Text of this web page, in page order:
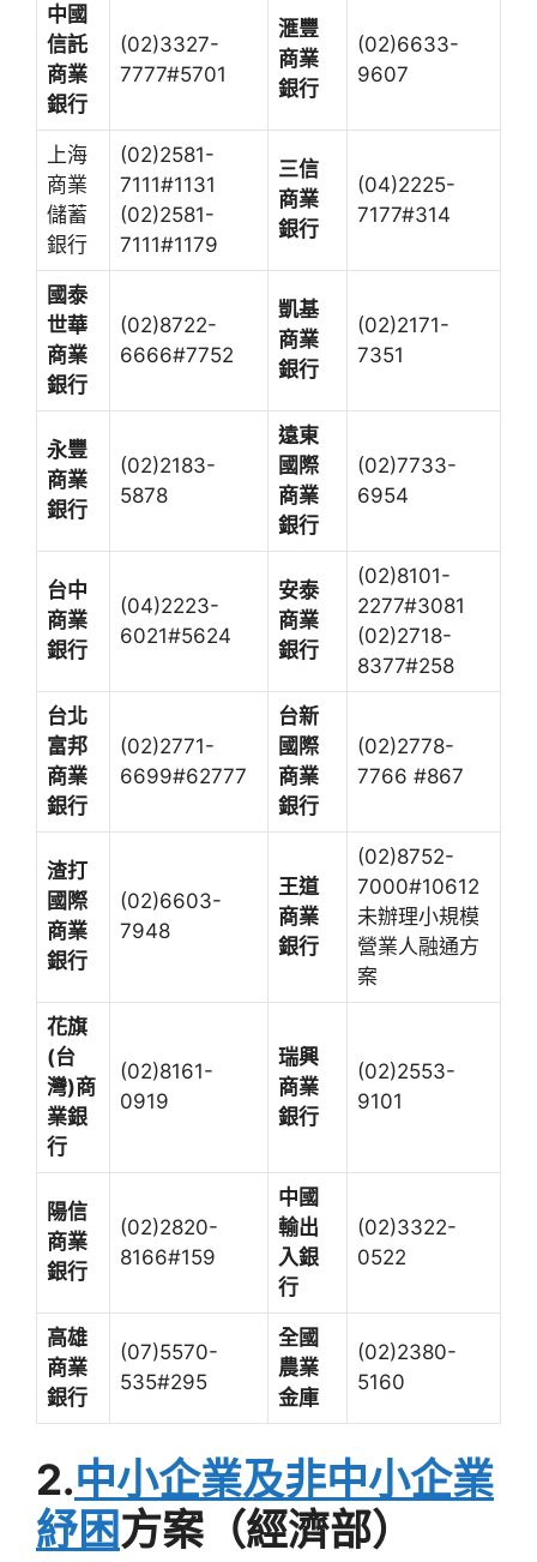
中國
信託
商業
銀行
(02)3327-
7777#5701
滙豐
商業
銀行
(02)6633-
9607
上海
商業
儲蓄
銀行
(02)2581-
7111#1131
(02)2581-
7111#1179
三信
商業
銀行
(04)2225-
7177#314
國泰
世華
商業
銀行
(02)8722-
6666#7752
凱基
商業
銀行
(02)2171-
7351
永豐
商業
銀行
(02)2183-
5878
遠東
國際
商業
銀行
(02)7733-
6954
台中
商業
銀行
(04)2223-
6021#5624
安泰
商業
銀行
(02)8101-
2277#3081
(02)2718-
8377#258
台北
富邦
商業
銀行
(02)2771-
6699#62777
台新
國際
商業
銀行
(02)2778-
7766 #867
渣打
國際
商業
銀行
(02)6603-
7948
王道
商業
銀行
(02)8752-
7000#10612
未辦理小規模
營業人融通方
案
花旗
(台
灣)商
業銀
行
(02)8161-
0919
瑞興
商業
銀行
(02)2553-
9101
陽信
商業
銀行
(02)2820-
8166#159
中國
輸出
入銀
行
(02)3322-
0522
高雄
商業
銀行
(07)5570-
535#295
全國
農業
金庫
(02)2380-
5160
2.中小企業及非中小企業
紓困方案（經濟部）